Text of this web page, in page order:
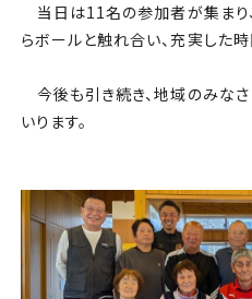
パート
当日は11名の参加者が集まり
らボールと触れ合い、充実した時
今後も引き続き、地域のみな
いります。